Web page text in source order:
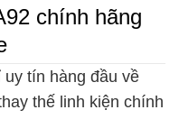
chính hãng
uy tín hàng đầu về
thế linh kiện chính